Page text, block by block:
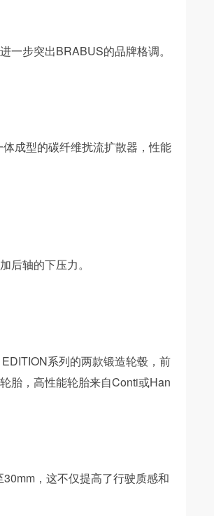
一步突出BRABUS的品牌格调。
成型的碳纤维扰流扩散器，性能
后轴的下压力。
系列的两款锻造轮毂，前
胎，高性能轮胎来自Conti或Han
，这不仅提高了行驶质感和